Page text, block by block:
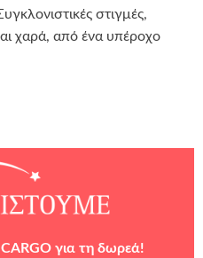
στιγμές,
χαρά, από ένα υπέροχο
για τη δωρεά!